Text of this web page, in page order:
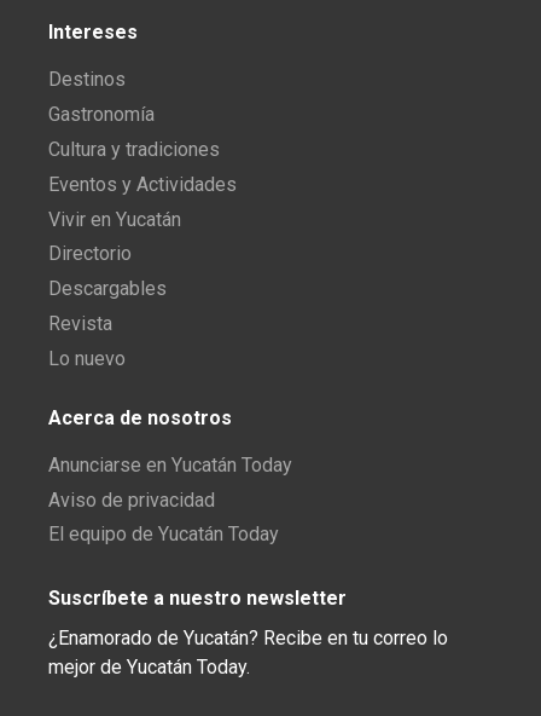
Intereses
Destinos
Gastronomía
Cultura y tradiciones
Eventos y Actividades
Vivir en Yucatán
Directorio
Descargables
Revista
Lo nuevo
Acerca de nosotros
Anunciarse en Yucatán Today
Aviso de privacidad
El equipo de Yucatán Today
Suscríbete a nuestro newsletter
¿Enamorado de Yucatán? Recibe en tu correo lo
mejor de Yucatán Today.